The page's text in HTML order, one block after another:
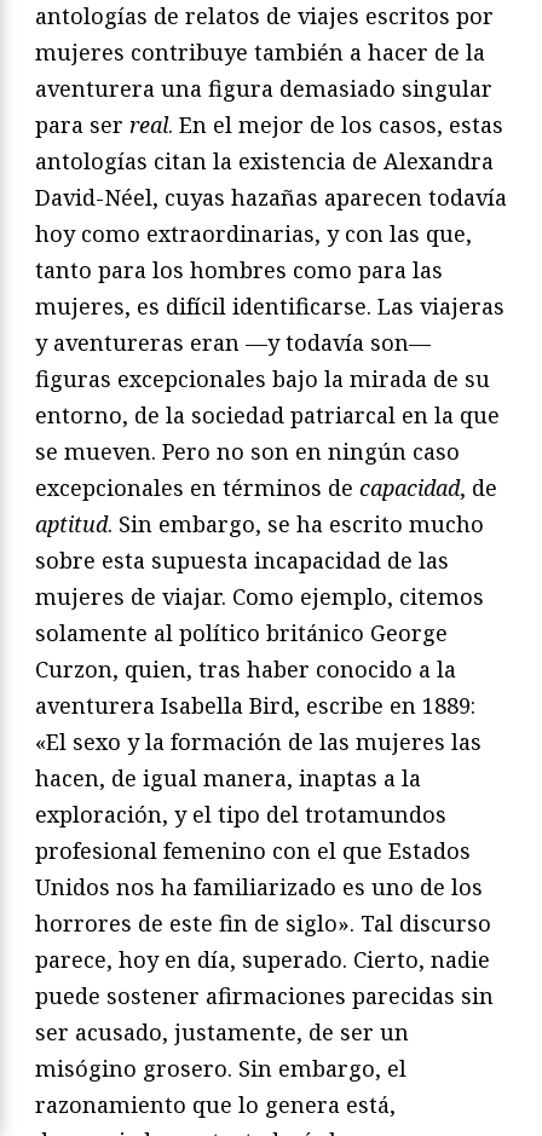
antologías de relatos de viajes escritos por
mujeres contribuye también a hacer de la
aventurera una figura demasiado singular
para ser real. En el mejor de los casos, estas
antologías citan la existencia de Alexandra
David-Néel, cuyas hazañas aparecen todavía
hoy como extraordinarias, y con las que,
tanto para los hombres como para las
mujeres, es difícil identificarse. Las viajeras
y aventureras eran —y todavía son—
figuras excepcionales bajo la mirada de su
entorno, de la sociedad patriarcal en la que
se mueven. Pero no son en ningún caso
excepcionales en términos de capacidad, de
aptitud. Sin embargo, se ha escrito mucho
sobre esta supuesta incapacidad de las
mujeres de viajar. Como ejemplo, citemos
solamente al político británico George
Curzon, quien, tras haber conocido a la
aventurera Isabella Bird, escribe en 1889:
«El sexo y la formación de las mujeres las
hacen, de igual manera, inaptas a la
exploración, y el tipo del trotamundos
profesional femenino con el que Estados
Unidos nos ha familiarizado es uno de los
horrores de este fin de siglo». Tal discurso
parece, hoy en día, superado. Cierto, nadie
puede sostener afirmaciones parecidas sin
ser acusado, justamente, de ser un
misógino grosero. Sin embargo, el
razonamiento que lo genera está,